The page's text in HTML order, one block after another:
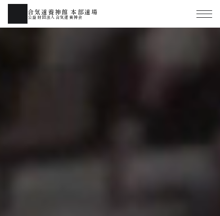
合気道養神館 本部道場
公益財団法人合気道養神会